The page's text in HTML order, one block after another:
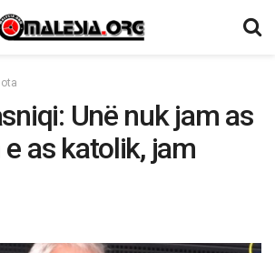
Unë nuk jam as
as katolik, jam